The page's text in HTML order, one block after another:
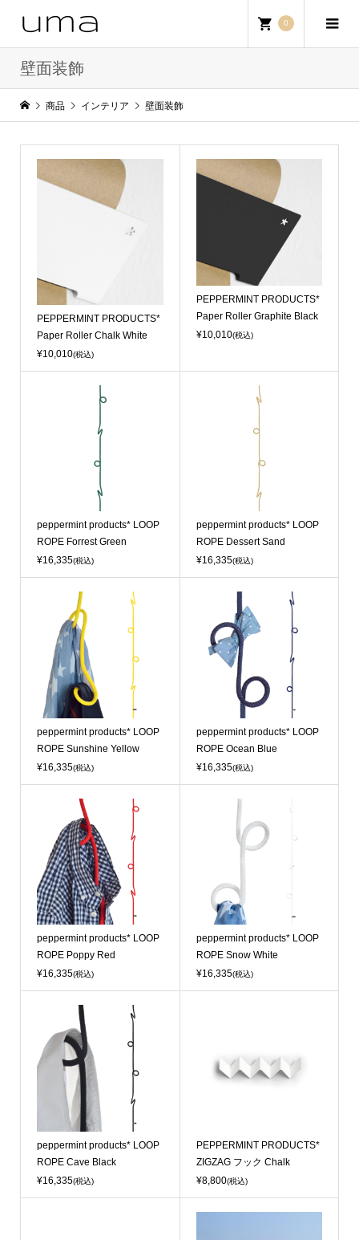
0
壁面装飾
商品 インテリア 壁面装飾
PEPPERMINT PRODUCTS*
Paper Roller Chalk White
¥10,010(税込)
PEPPERMINT PRODUCTS*
Paper Roller Graphite Black
¥10,010(税込)
peppermint products* LOOP
ROPE Forrest Green
¥16,335(税込)
peppermint products* LOOP
ROPE Dessert Sand
¥16,335(税込)
peppermint products* LOOP
ROPE Sunshine Yellow
¥16,335(税込)
peppermint products* LOOP
ROPE Ocean Blue
¥16,335(税込)
peppermint products* LOOP
ROPE Poppy Red
¥16,335(税込)
peppermint products* LOOP
ROPE Snow White
¥16,335(税込)
peppermint products* LOOP
ROPE Cave Black
¥16,335(税込)
PEPPERMINT PRODUCTS*
ZIGZAG フック Chalk
¥8,800(税込)